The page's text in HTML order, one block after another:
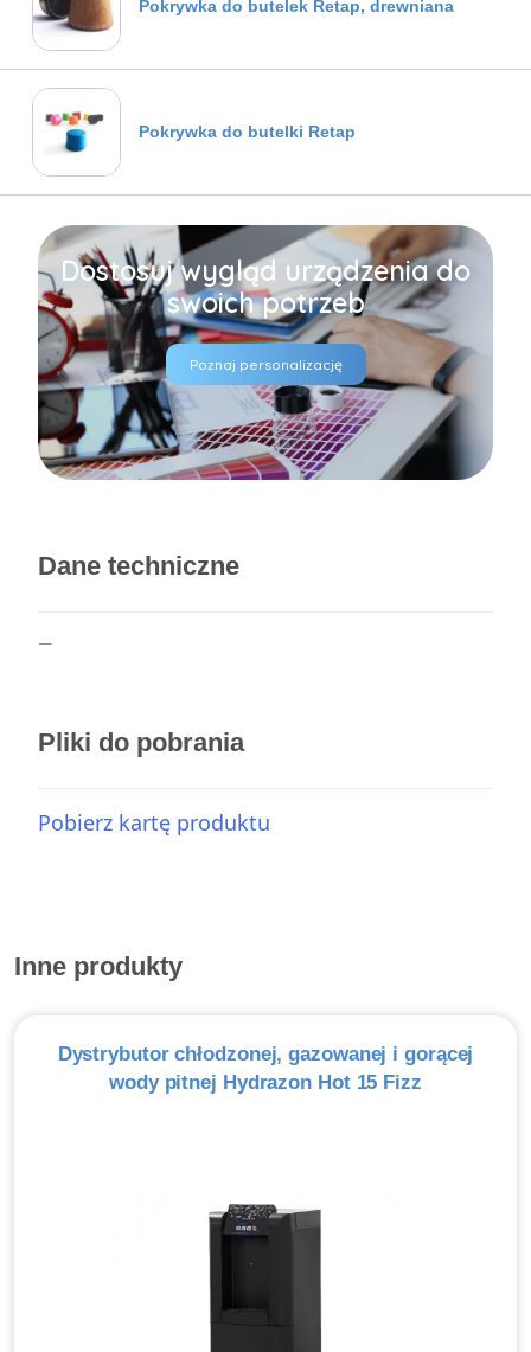
Pokrywka do butelek Retap, drewniana
Pokrywka do butelki Retap
Dostosuj wygląd urządzenia do
swoich potrzeb
Poznaj personalizację
Dane techniczne
—
Pliki do pobrania
Pobierz kartę produktu
Inne produkty
Dystrybutor chłodzonej, gazowanej i gorącej
wody pitnej Hydrazon Hot 15 Fizz